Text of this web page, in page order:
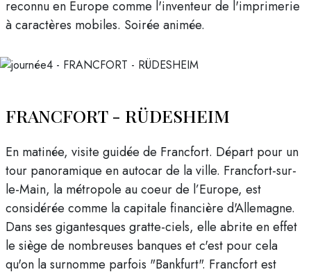
reconnu en Europe comme l'inventeur de l'imprimerie
à caractères mobiles. Soirée animée.
FRANCFORT - RÜDESHEIM
En matinée, visite guidée de Francfort. Départ pour un
tour panoramique en autocar de la ville. Francfort-sur-
le-Main, la métropole au coeur de l’Europe, est
considérée comme la capitale financière d'Allemagne.
Dans ses gigantesques gratte-ciels, elle abrite en effet
le siège de nombreuses banques et c'est pour cela
qu'on la surnomme parfois "Bankfurt". Francfort est